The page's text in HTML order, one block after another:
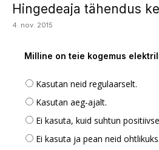
Hingedeaja tähendus
4. nov. 2015
Milline on teie kogemus
Kasutan neid regulaarselt.
Kasutan aeg-ajalt.
Ei kasuta, kuid suhtun
Ei kasuta ja pean neid ohtlikuks.